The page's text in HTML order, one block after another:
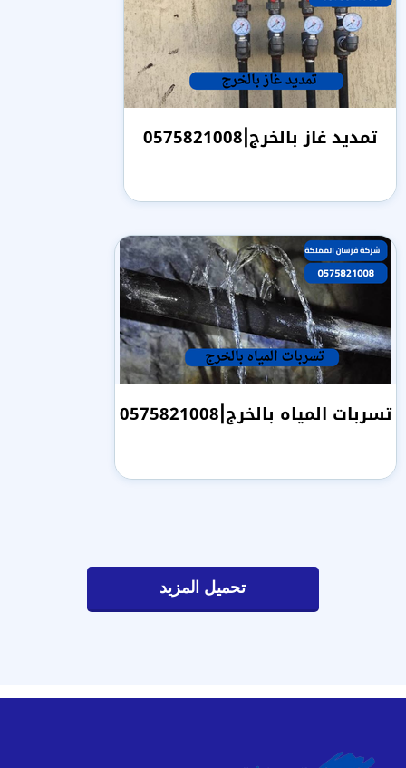
تمديد غاز بالخرج|0575821008
تسربات المياه بالخرج|0575821008
تحميل المزيد